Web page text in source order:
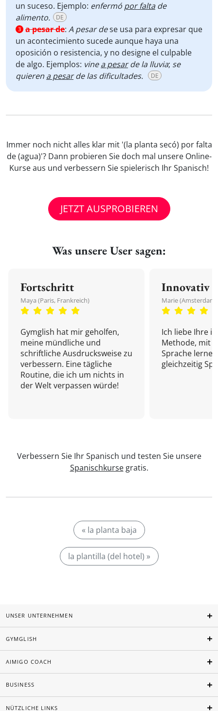
un suceso. Ejemplo: enfermó por faltade
alimento.
DE
3 a pesar de: A pesar dese usa para expresar que
un acontecimiento sucede aunque haya una
oposición o resistencia, y no designe el culpable
de algo. Ejemplos: vinea pesarde la lluvia; se
quieren a pesarde las dificultades. DE
Immer noch nicht alles klar mit '(la planta secó) por falta
de (agua)'? Dann probieren Sie doch mal unsere Online-
Kurse aus und verbessern Sie spielerisch Ihr Spanisch!
JETZT AUSPROBIEREN
Was unsere User sagen:
Fortschritt
Maya (Paris, Frankreich)
Gymglish hat mir geholfen,
meine mündliche und
schriftliche Ausdrucksweise zu
verbessern. Eine tägliche
Routine, die ich um nichts in
der Welt verpassen würde!
Innovativ
Marie
Ich liebe Ihre
Methode, mit
Sprache
gleichzeitig
Verbessern Sie Ihr Spanisch und testen Sie unsere
Spanischkursegratis.
« la planta baja
la plantilla (del hotel) »
UNSER UNTERNEHMEN
GYMGLISH
AIMIGO COACH
BUSINESS
NÜTZLICHE LINKS